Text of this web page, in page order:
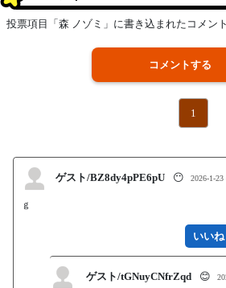
投票項目「森 ノゾミ」に書き込まれたコメン
コメントする
1
ゲスト/BZ8dy4pPE6pU 😶 2026-1-23
ｇ
いいね
ゲスト/tGNuyCNfrZqd 😊